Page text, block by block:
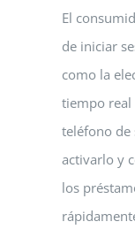
El
de iniciar
como la
tiempo real
teléfono de
activarlo y
los